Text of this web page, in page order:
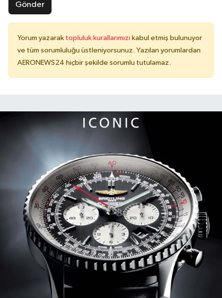
Gönder
Yorum yazarak topluluk kurallarımızı kabul etmiş bulunuyor
ve tüm sorumluluğu üstleniyorsunuz. Yazılan yorumlardan
AERONEWS24 hiçbir şekilde sorumlu tutulamaz.